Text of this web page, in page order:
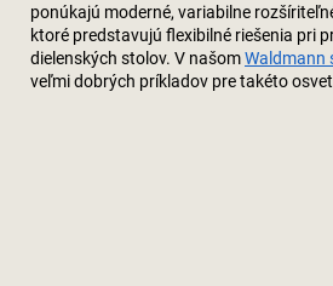
ponúkajú moderné, variabilne
ktoré predstavujú flexibilné riešenia pri
dielenských stolov. V našomWaldmann
veľmi dobrých príkladov pre takéto